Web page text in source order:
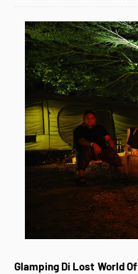
Glamping Di Lost World